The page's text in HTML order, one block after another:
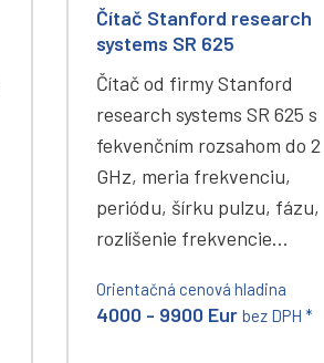
Čítač Stanford research
systems SR 625
Čítač od firmy Stanford
research systems SR 625 s
fekvenčním rozsahom do 2
GHz, meria frekvenciu,
periódu, šírku pulzu, fázu,
rozlíšenie frekvencie…
Orientačná cenová hladina
4000 - 9900 Eur bez DPH *